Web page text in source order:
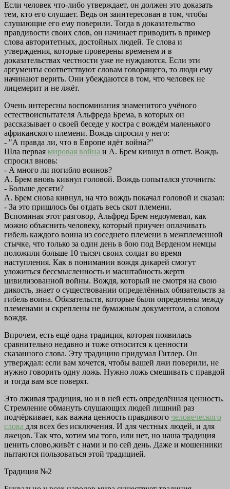
Если человек что-либо утверждает, он должен это доказать
тем, кто его слушает. Ведь он заинтересован в том, чтобы
слушающие его ему поверили. Тогда в доказательство
правдивости своих слов, он начинает приводить в пример
слова авторитетных, достойных людей. Те слова и
утверждения, которые проверены временем и в
доказательствах честности уже не нуждаются. Если эти
аргументы соответствуют словам говорящего, то люди ему
начинают верить. Они убеждаются в том, что человек не
лицемерит и не лжёт.
Очень интересны воспоминания знаменитого учёного
естествоиспытателя Альфреда Брема, в которых он
рассказывает о своей беседе у костра с вождём маленького
африканского племени. Вождь спросил у него:
- "А правда ли, что в Европе идёт война?"
Шла первая мировая война и А. Брем кивнул в ответ. Вождь
спросил вновь:
- А много ли погибло воинов?
А. Брем вновь кивнул головой. Вождь попытался уточнить:
- Больше десяти?
А. Брем снова кивнул, на что вождь покачал головой и сказал:
- За это пришлось бы отдать весь скот племени.
Вспоминая этот разговор, Альфред Брем недоумевал, как
можно объяснить человеку, который приучен оплачивать
гибель каждого воина из соседнего племени в межплеменной
стычке, что только за один день в бою под Верденом немцы
положили больше 10 тысяч своих солдат во время
наступления. Как в понимании вождя дикарей смогут
уложиться бессмысленность и масштабность жертв
цивилизованной войны. Вождя, который не смотря на свою
дикость, знает о существовании определённых обязательств за
гибель воина. Обязательств, которые были определены между
племенами и скреплены не бумажным документом, а словом
вождя.
Впрочем, есть ещё одна традиция, которая появилась
сравнительно недавно и тоже относится к ценности
сказанного слова. Эту традицию придумал Гитлер. Он
утверждал: если вам хочется, чтобы вашей лжи поверили, не
нужно говорить одну ложь. Нужно ложь смешивать с правдой
и тогда вам все поверят.
Это лживая традиция, но и в ней есть определённая ценность.
Стремление обмануть слушающих людей лишний раз
подчёркивает, как важна ценность правдивого человеческого
слова для всех без исключения. И для честных людей, и для
лжецов. Так что, хотим мы того, или нет, но наша традиция
ценить слово,живёт с нами и по сей день. Даже и мошенники
пытаются пользоваться этой традицией.
Традиция №2